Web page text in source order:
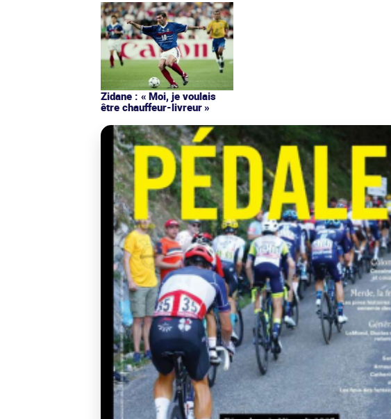
Zidane : « Moi, je voulais
être chauffeur-livreur »